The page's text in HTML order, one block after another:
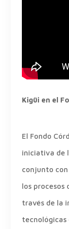
Kigüi en el
El Fondo
iniciativa de
conjunto
los procesos
través de la
tecnológicas